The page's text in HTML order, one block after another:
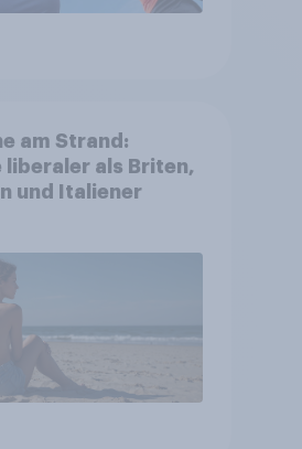
am Strand:
liberaler als Briten,
und Italiener